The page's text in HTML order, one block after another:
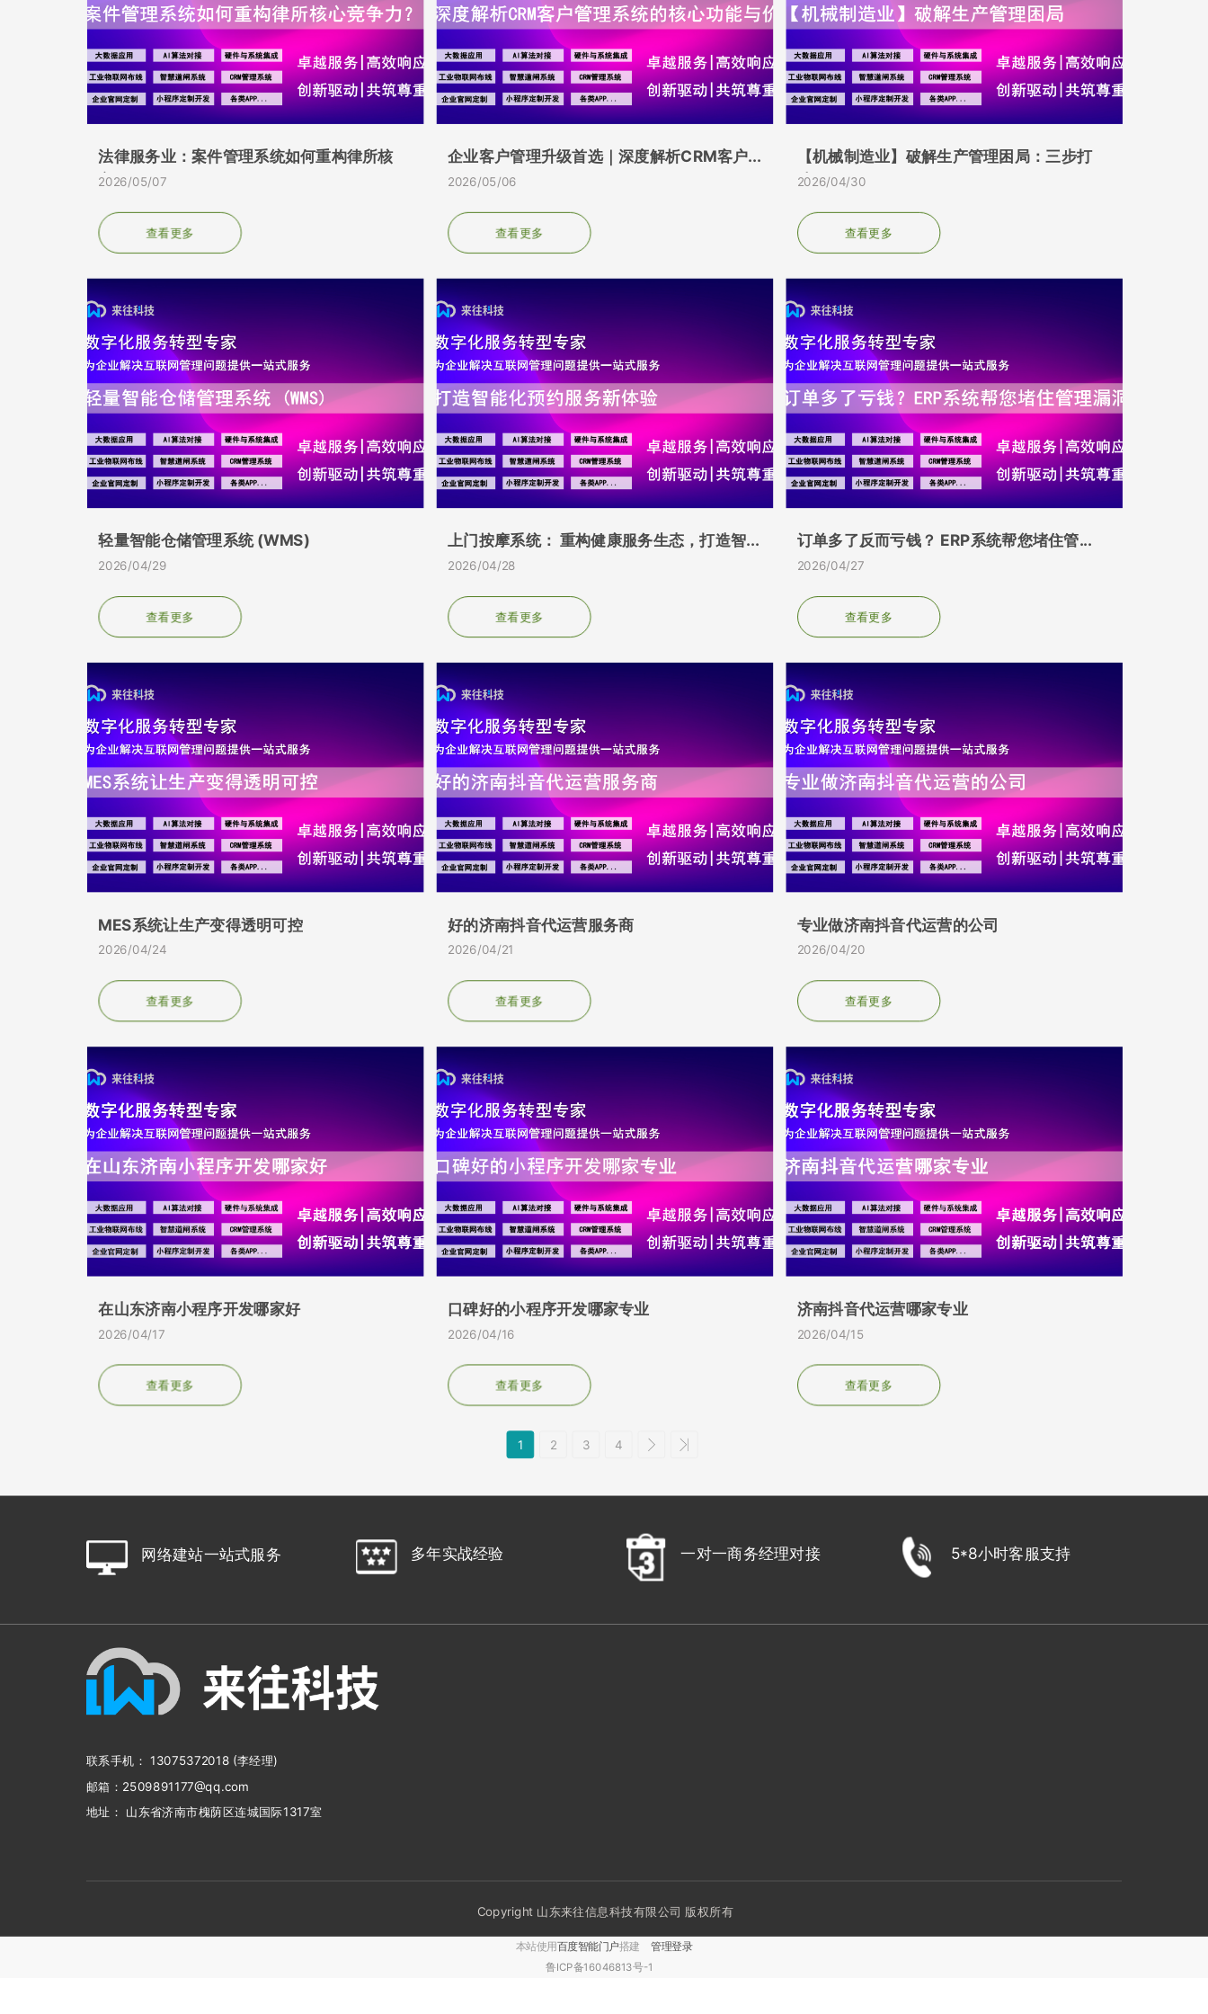
法律服务业：案件管理系统如何重构律所核
心...
2026/05/07
查看更多
企业客户管理升级首选｜深度解析CRM客户...
2026/05/06
查看更多
【机械制造业】破解生产管理困局：三步打
造...
2026/04/30
查看更多
轻量智能仓储管理系统 (WMS)
2026/04/29
查看更多
上门按摩系统： 重构健康服务生态，打造智...
2026/04/28
查看更多
订单多了反而亏钱？ ERP系统帮您堵住管...
2026/04/27
查看更多
MES系统让生产变得透明可控
2026/04/24
查看更多
好的济南抖音代运营服务商
2026/04/21
查看更多
专业做济南抖音代运营的公司
2026/04/20
查看更多
在山东济南小程序开发哪家好
2026/04/17
查看更多
口碑好的小程序开发哪家专业
2026/04/16
查看更多
济南抖音代运营哪家专业
2026/04/15
查看更多
1 2 3 4
网络建站一站式服务 多年实战经验 一对一商务经理对接 5*8小时客服支持
Copyright 山东来往信息科技有限公司 版权所有
联系手机： 13075372018 (李经理)
邮箱：2509891177@qq.com
地址： 山东省济南市槐荫区连城国际1317室
本站使用百度智能门户搭建
管理登录
鲁ICP备16046813号-1